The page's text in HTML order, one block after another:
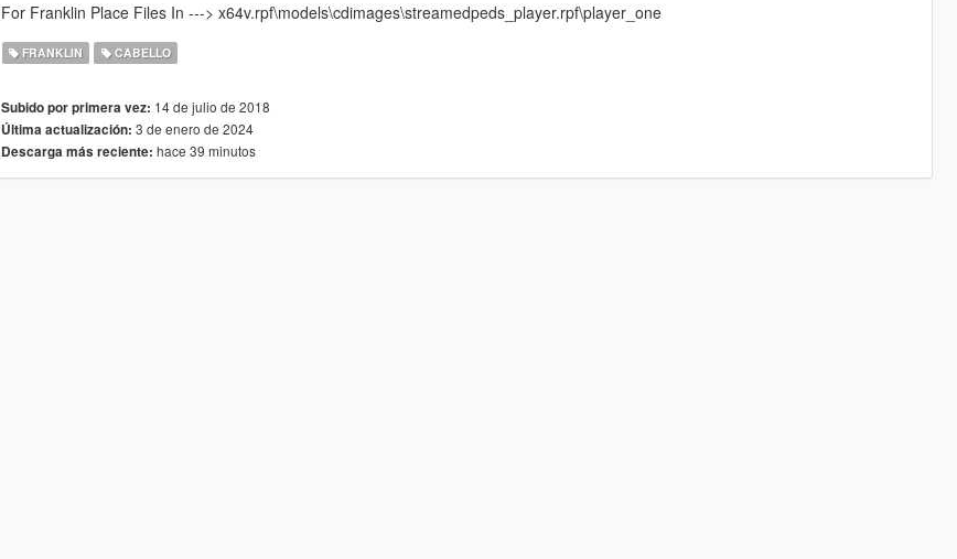
For Franklin Place Files In ---> x64v.rpf\models\cdimages\streamedpeds_player.rpf\player_one
FRANKLIN CABELLO
Subido por primera vez: 14 de julio de 2018
Última actualización: 3 de enero de 2024
Descarga más reciente: hace 39 minutos